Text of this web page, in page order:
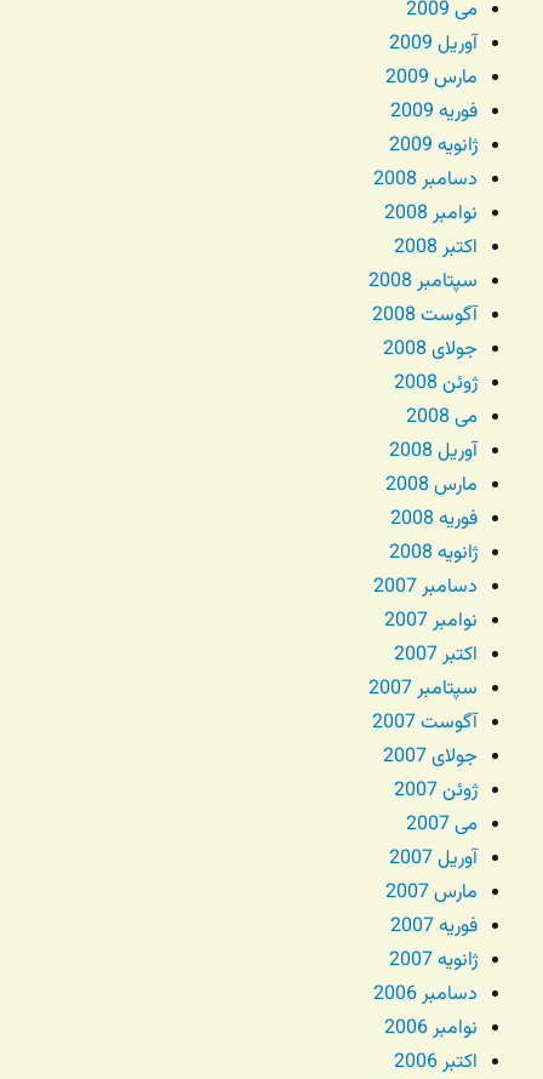
می 2009
آوریل 2009
مارس 2009
فوریه 2009
ژانویه 2009
دسامبر 2008
نوامبر 2008
اکتبر 2008
سپتامبر 2008
آگوست 2008
جولای 2008
ژوئن 2008
می 2008
آوریل 2008
مارس 2008
فوریه 2008
ژانویه 2008
دسامبر 2007
نوامبر 2007
اکتبر 2007
سپتامبر 2007
آگوست 2007
جولای 2007
ژوئن 2007
می 2007
آوریل 2007
مارس 2007
فوریه 2007
ژانویه 2007
دسامبر 2006
نوامبر 2006
اکتبر 2006